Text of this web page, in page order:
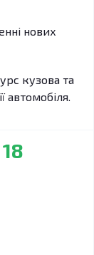
нових
кузова та
автомобіля.